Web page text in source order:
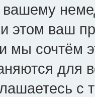
вашему
этом ваш
мы сочтём
для